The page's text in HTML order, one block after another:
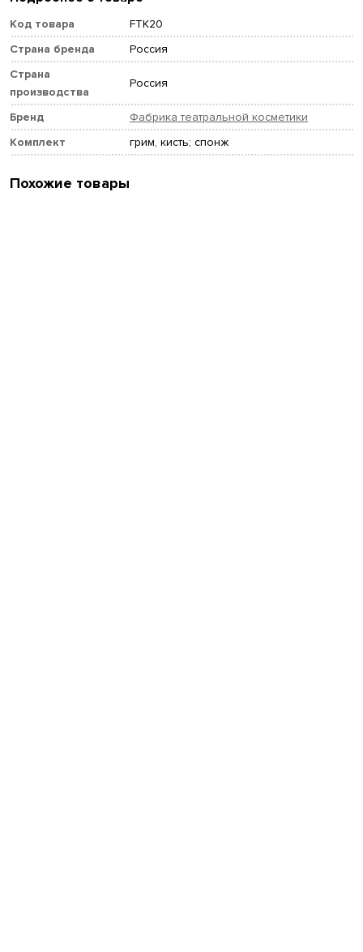
Код товара
FTK20
Страна бренда
Россия
Страна
производства
Россия
Бренд
Фабрика театральной косметики
Комплект
грим, кисть; спонж
Похожие товары